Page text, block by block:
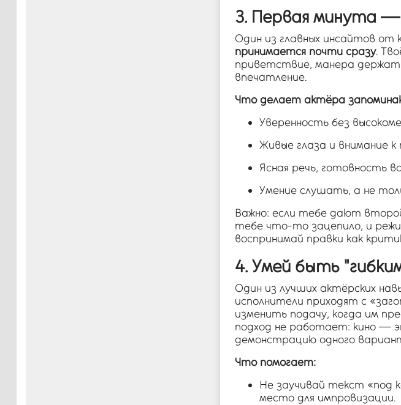
3. Первая минута
Один из главных инсайтов от
принимается почти сразу.
приветствие, манера
впечатление.
Что делает актёра
Уверенность без
Живые глаза и внимание
Ясная речь, готовность
Умение слушать, а не
Важно: если тебе дают
тебе что-то зацепило, и
воспринимай правки как
4. Умей быть
Один из лучших актёрских
исполнители приходят с
изменить подачу, когда им
подход не работает: кино —
демонстрацию одного
Что помогает:
Не заучивай текст «под
место для импровизации.